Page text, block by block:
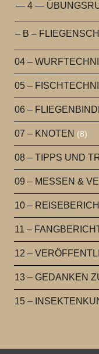
— 4 —
– B –
04 –
05 –
06 –
07 – KNOTEN (8)
08 – TIPPS UND
09 – MESSEN &
10 –
11 –
12 –
13 – GEDANKEN
15 –